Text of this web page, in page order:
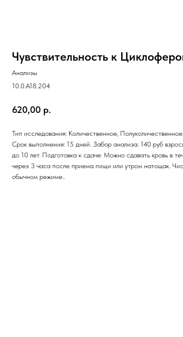
Чувствительность к
Анализы
10.0.A18.204
620,00 р.
Тип исследования: Количественное,
Срок выполнения: 15 дней. Забор анализа: 140 руб
до 10 лет. Подготовка к сдаче: Можно сдавать кровь в
через 3 часа после приема пищи или утром натощак.
обычном режиме..